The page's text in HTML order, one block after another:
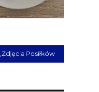
Zdjęcia Posiłków